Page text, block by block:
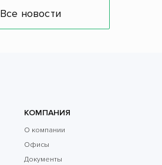
Все новости
КОМПАНИЯ
О компании
Офисы
Документы